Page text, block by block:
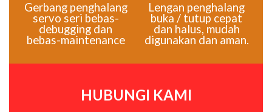
Gerbang penghalang
servo seri bebas-
debugging dan
bebas-maintenance
Lengan penghalang
buka / tutup cepat
dan halus, mudah
digunakan dan aman.
HUBUNGI KAMI